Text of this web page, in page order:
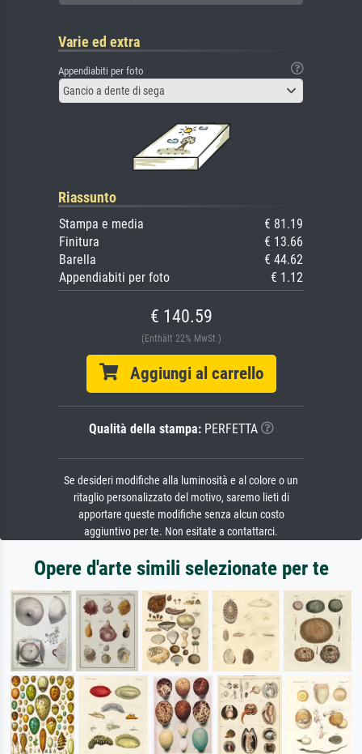
Varie ed extra
Appendiabiti per foto
Gancio a dente di sega
Riassunto
Stampa e media
€ 81.19
Finitura
€ 13.66
Barella
€ 44.62
Appendiabiti per foto
€ 1.12
€ 140.59
(Enthält 22% MwSt.)
Aggiungi al carrello
Qualità della stampa:PERFETTA
Se desideri modifiche alla luminosità e al colore o un
ritaglio personalizzato del motivo, saremo lieti di
apportare queste modifiche senza alcun costo
aggiuntivo per te. Non esitate a contattarci.
Opere d'arte simili selezionate per te